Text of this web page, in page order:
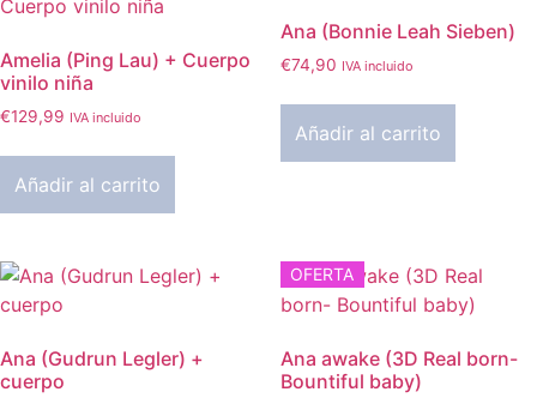
Amelia (Ping Lau) + Cuerpo
vinilo niña
€129,99 IVA incluido
Añadir al carrito
Ana (Bonnie Leah Sieben)
€74,90 IVA incluido
Añadir al carrito
Ana (Gudrun Legler) +
cuerpo
OFERTA
Ana awake (3D Real born-
Bountiful baby)